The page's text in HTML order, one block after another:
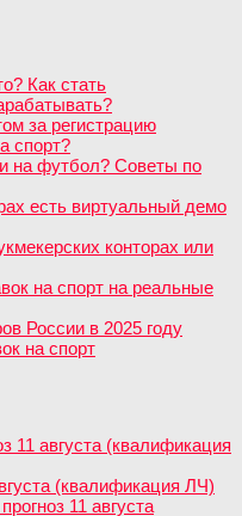
Как стать
за регистрацию
спорт?
на футбол? Советы по
есть виртуальный демо
конторах или
на спорт на реальные
России в 2025 году
на спорт
11 августа (квалификация
(квалификация ЛЧ)
11 августа